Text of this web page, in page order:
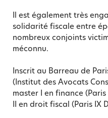
Il est également très
solidarité fiscale entre
nombreux conjoints
méconnu.
Inscrit au Barreau de
(Institut des Avocats
master I en finance
II en droit fiscal (Paris IX